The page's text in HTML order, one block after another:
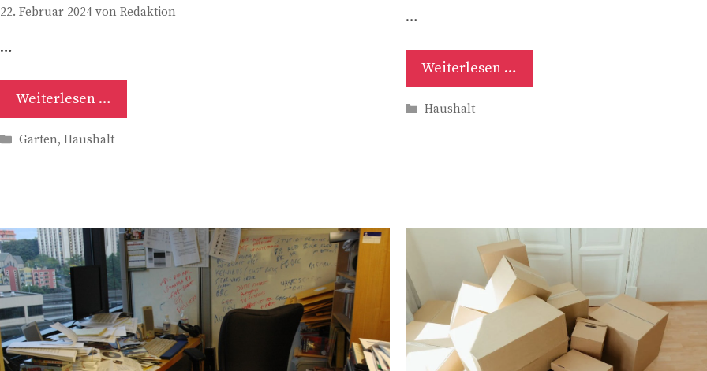
22. Februar 2024 von Redaktion
…
Weiterlesen …
Kategorien
Garten,Haushalt
…
Weiterlesen …
Kategorien
Haushalt